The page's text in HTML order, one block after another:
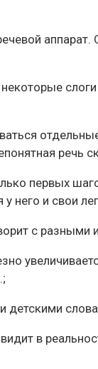
речь
первых
него и свои
с
в